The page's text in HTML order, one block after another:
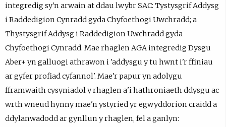
integredig sy'n arwain at ddau lwybr SAC: Tystysgrif Addysg
i Raddedigion Cynradd gyda Chyfoethogi Uwchradd; a
Thystysgrif Addysg i Raddedigion Uwchradd gyda
Chyfoethogi Cynradd. Mae rhaglen AGA integredig Dysgu
Aber+ yn galluogi athrawon i 'addysgu y tu hwnt i'r ffiniau
ar gyfer profiad cyfannol'. Mae'r papur yn adolygu
fframwaith cysyniadol y rhaglen a'i hathroniaeth ddysgu ac
wrth wneud hynny mae'n ystyried yr egwyddorion craidd a
ddylanwadodd ar gynllun y rhaglen, fel a ganlyn: